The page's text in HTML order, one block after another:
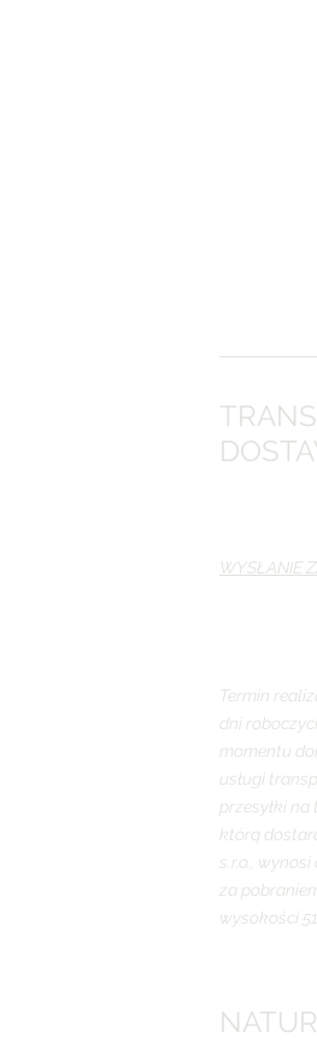
WYSŁANIE
Termin
dni
momentu
usługi
przesyłki na
którą
s.r.o., wynosi
za
wysokości 51